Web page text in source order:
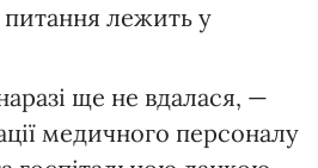
лежить у
ще не вдалася, —
медичного персоналу